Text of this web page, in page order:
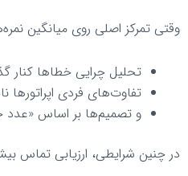
وقتی تمرکز اصلی روی میانگین
تحلیل چرایی خطاها کنار
تفاوت‌های فردی اپراتورها
و تصمیم‌ها بر اساس «عدد
در چنین شرایطی، ارزیابی تماس